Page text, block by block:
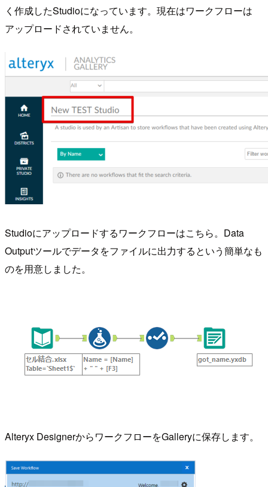
く作成したStudioになっています。現在はワークフローは
アップロードされていません。
Studioにアップロードするワークフローはこちら。Data
Outputツールでデータをファイルに出力するという簡単なも
のを用意しました。
Alteryx DesignerからワークフローをGalleryに保存します。